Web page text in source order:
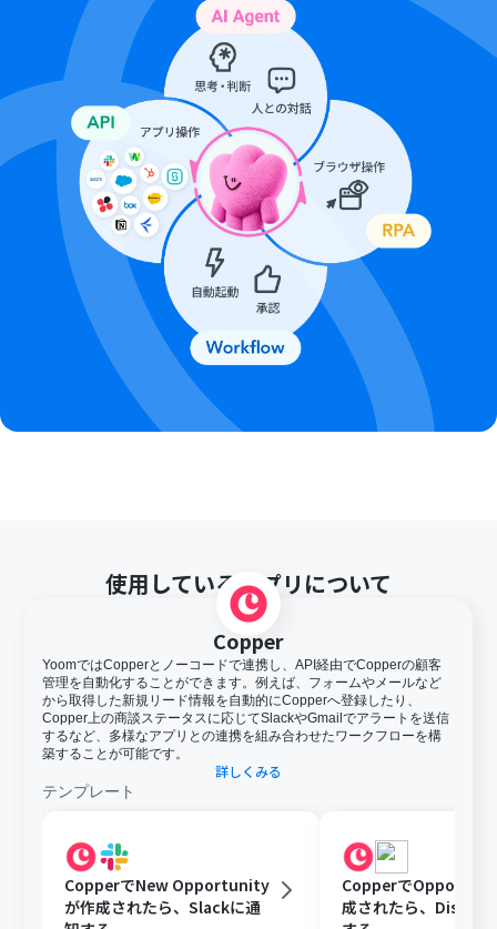
使用しているアプリについて
Copper
YoomではCopperとノーコードで連携し、API経由でCopperの顧客
管理を自動化することができます。例えば、フォームやメールなど
から取得した新規リード情報を自動的にCopperへ登録したり、
Copper上の商談ステータスに応じてSlackやGmailでアラートを送信
するなど、多様なアプリとの連携を組み合わせたワークフローを構
築することが可能です。
詳しくみる
テンプレート
CopperでNew Opportunity
が作成されたら、Slackに通
Copperで
成されたら、